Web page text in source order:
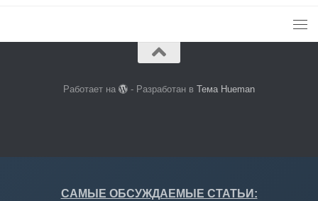
Работает на - Разработан вТема Hueman
САМЫЕ ОБСУЖДАЕМЫЕ СТАТЬИ: